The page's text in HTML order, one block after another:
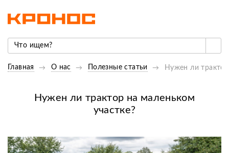
Главная О нас Полезные статьи Нужен ли
Нужен ли трактор на маленьком
участке?